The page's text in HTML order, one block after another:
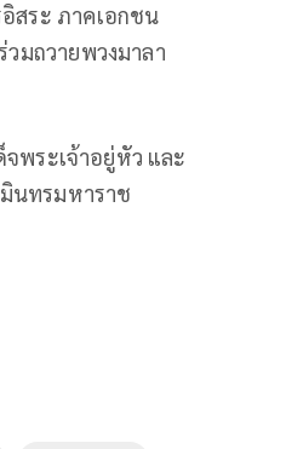
สระ ภาคเอกชน
มถวายพวงมาลา
พระเจ้าอยู่หัว และ
นทรมหาราช